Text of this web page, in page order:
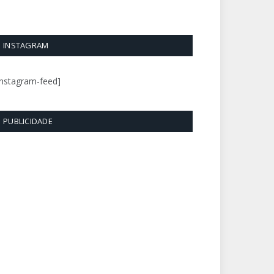
INSTAGRAM
feed]
PUBLICIDADE